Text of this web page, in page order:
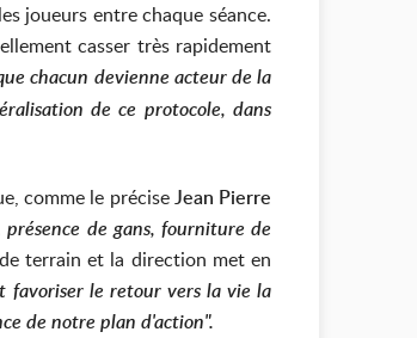
joueurs entre chaque séance.
casser très rapidement
chacun devienne acteur de la
de ce protocole, dans
comme le préciseJean Pierre
de gans, fourniture de
terrain et la direction met en
favoriser le retour vers la vie la
de notre plan d'action".